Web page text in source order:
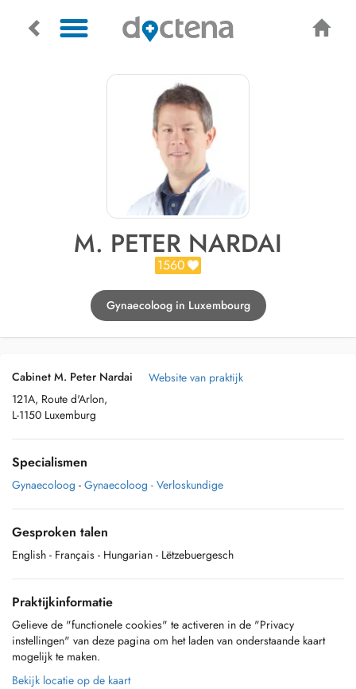
M. PETER NARDAI
1560
Gynaecoloog in Luxembourg
Cabinet M. Peter Nardai
121A, Route d'Arlon,
L-1150 Luxemburg
Website van praktijk
Specialismen
Gynaecoloog - Gynaecoloog - Verloskundige
Gesproken talen
English - Français - Hungarian - Lëtzebuergesch
Praktijkinformatie
Gelieve de "functionele cookies" te activeren in de "Privacy
instellingen" van deze pagina om het laden van onderstaande kaart
mogelijk te maken.
Bekijk locatie op de kaart